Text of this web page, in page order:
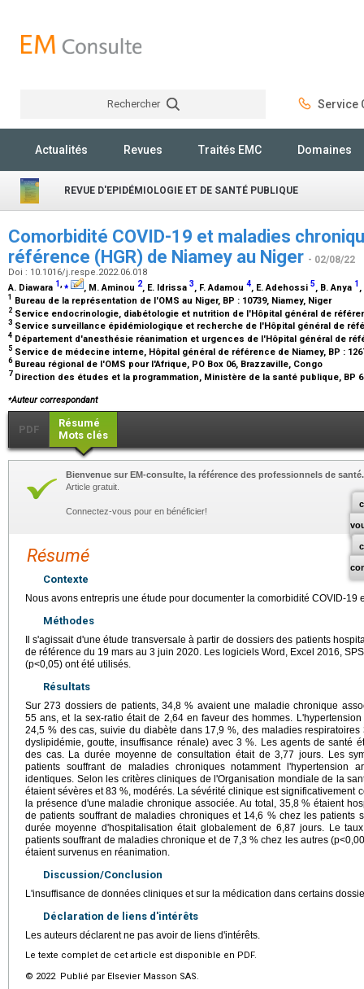
Rechercher Service
Actualités Revues Traités EMC Domaines
REVUE D'EPIDÉMIOLOGIE ET DE SANTÉ PUBLIQUE
Comorbidité COVID-19 et maladies
référence (HGR) de Niamey au Niger - 02/08/22
Doi : 10.1016/j.respe.2022.06.018
A. Diawara 1,⁎ , M. Aminou 2, E. Idrissa 3, F. Adamou 4, E. Adehossi 5, B. Anya 1
1 Bureau de la représentation de l'OMS au Niger, BP : 10739, Niamey, Niger
2 Service endocrinologie, diabétologie et nutrition de l'Hôpital général de
3 Service surveillance épidémiologique et recherche de l'Hôpital général de
4 Département d'anesthésie réanimation et urgences de l'Hôpital général de
5 Service de médecine interne, Hôpital général de référence de Niamey, BP :
6Bureau régional de l'OMS pour l'Afrique, PO Box 06, Brazzaville, Congo
7 Direction des études et la programmation, Ministère de la santé publique, BP
⁎Auteur correspondant
PDF
Résumé
Mots clés
Bienvenue sur EM-consulte, la référence des professionnels de santé.
Article gratuit.
Connectez-vous pour en bénéficier!
Résumé
Contexte
Nous avons entrepris une étude pour documenter la comorbidité COVID-19
Méthodes
Il s'agissait d'une étude transversale à partir de dossiers des patients
de référence du 19 mars au 3 juin 2020. Les logiciels Word, Excel 2016,
(p<0,05) ont été utilisés.
Résultats
Sur 273 dossiers de patients, 34,8 % avaient une maladie chronique
55 ans, et la sex-ratio était de 2,64 en faveur des hommes.
24,5 % des cas, suivie du diabète dans 17,9 %, des maladies
dyslipidémie, goutte, insuffisance rénale) avec 3 %. Les agents de santé
des cas. La durée moyenne de consultation était de 3,77 jours. Les
patients souffrant de maladies chroniques notamment l'hypertension
identiques. Selon les critères cliniques de l'Organisation mondiale de la
étaient sévères et 83 %, modérés. La sévérité clinique est significativement
la présence d'une maladie chronique associée. Au total, 35,8 % étaient
de patients souffrant de maladies chroniques et 14,6 % chez les patients
durée moyenne d'hospitalisation était globalement de 6,87 jours. Le
patients souffrant de maladies chronique et de 7,3 % chez les autres
étaient survenus en réanimation.
Discussion/Conclusion
L'insuffisance de données cliniques et sur la médication dans certains
Déclaration de liens d'intérêts
Les auteurs déclarent ne pas avoir de liens d'intérêts.
Le texte complet de cet article est disponible en PDF.
© 2022 Publié par Elsevier Masson SAS.